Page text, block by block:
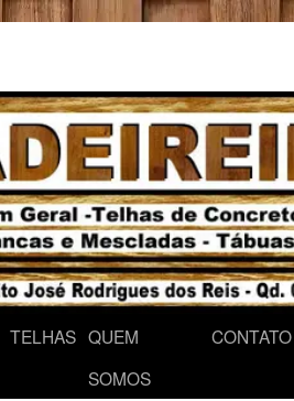
TELHAS QUEM
SOMOS
CONTATO